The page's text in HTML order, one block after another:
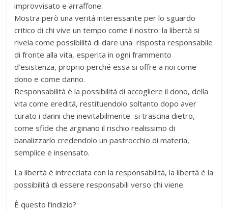
improvvisato e arraffone.
Mostra però una veritá interessante per lo sguardo
critico di chi vive un tempo come il nostro: la libertà si
rivela come possibilità di dare una risposta responsabile
di fronte alla vita, esperita in ogni frammento
d’esistenza, proprio perché essa si offre a noi come
dono e come danno.
Responsabilità è la possibilitá di accogliere il dono, della
vita come ereditá, restituendolo soltanto dopo aver
curato i danni che inevitabilmente si trascina dietro,
come sfide che arginano il rischio realissimo di
banalizzarlo credendolo un pastrocchio di materia,
semplice e insensato.
La libertà è intrecciata con la responsabilità, la libertà è la
possibilitá di essere responsabili verso chi viene.
È questo l’indizio?